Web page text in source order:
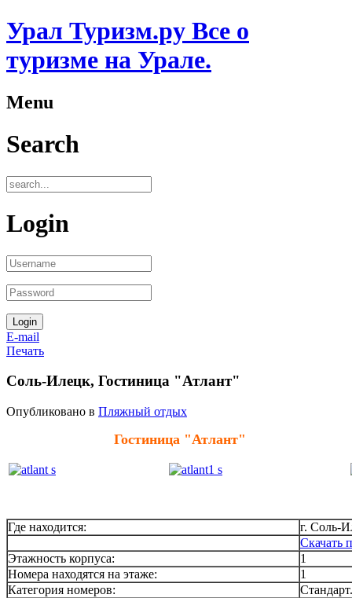
Урал Туризм.ру Все о
туризме на Урале.
Menu
Search
Login
E-mail
Печать
Соль-Илецк, Гостиница "Атлант"
Опубликовано в Пляжный отдых
Гостиница "Атлант"
Где находится:
г. Соль-
Скачать
Этажность корпуса:
1
Номера находятся на этаже:
1
Категория номеров:
Стандарт.